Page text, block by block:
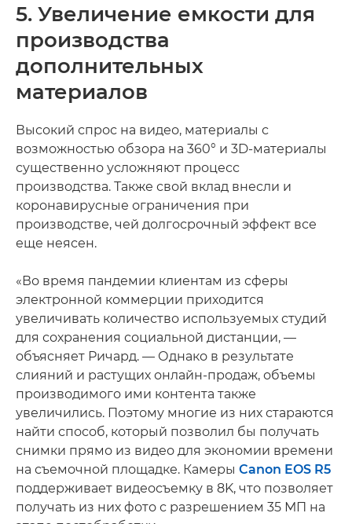
5. Увеличение емкости для
производства
дополнительных
материалов
Высокий спрос на видео, материалы с
возможностью обзора на 360° и 3D-материалы
существенно усложняют процесс
производства. Также свой вклад внесли и
коронавирусные ограничения при
производстве, чей долгосрочный эффект все
еще неясен.
«Во время пандемии клиентам из сферы
электронной коммерции приходится
увеличивать количество используемых студий
для сохранения социальной дистанции, —
объясняет Ричард. — Однако в результате
слияний и растущих онлайн-продаж, объемы
производимого ими контента также
увеличились. Поэтому многие из них стараются
найти способ, который позволил бы получать
снимки прямо из видео для экономии времени
на съемочной площадке. Камеры Canon EOS R5
поддерживает видеосъемку в 8K, что позволяет
получать из них фото с разрешением 35 МП на